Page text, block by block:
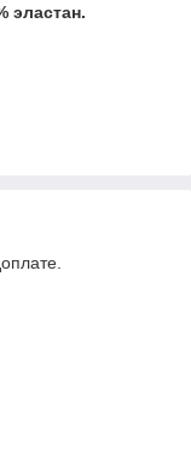
эластан.